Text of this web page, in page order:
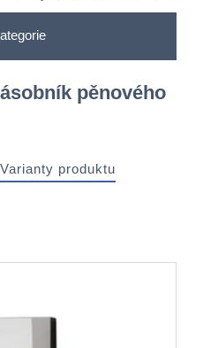
pěnového
Varianty produktu